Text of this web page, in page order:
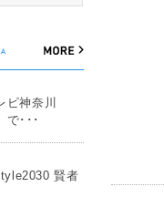
ビ神奈川
で･･･
賢者